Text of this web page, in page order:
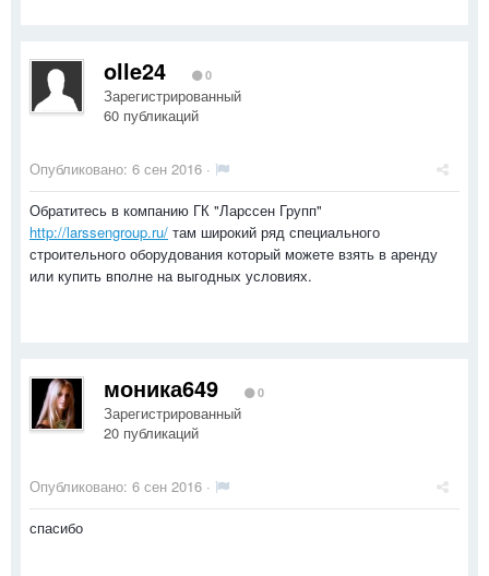
olle24 0
Зарегистрированный
60 публикаций
Опубликовано: 6 сен 2016 ·
Обратитесь в компанию ГК "Ларссен Групп"
http://larssengroup.ru/ там широкий ряд специального
строительного оборудования который можете взять в аренду
или купить вполне на выгодных условиях.
моника649 0
Зарегистрированный
20 публикаций
Опубликовано: 6 сен 2016 ·
спасибо